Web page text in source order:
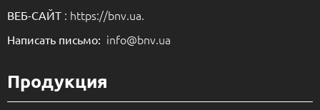
ВЕБ-САЙТ : https://bnv.ua.
Написать письмо: info@bnv.ua
Продукция